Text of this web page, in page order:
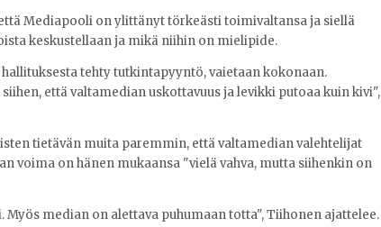
Mediapooli on ylittänyt törkeästi toimivaltansa ja siellä
keskustellaan ja mikä niihin on mielipide.
tehty tutkintapyyntö, vaietaan kokonaan.
että valtamedian uskottavuus ja levikki putoaa kuin kivi",
tietävän muita paremmin, että valtamedian valehtelijat
voima on hänen mukaansa "vielä vahva, mutta siihenkin on
Myös median on alettava puhumaan totta", Tiihonen ajattelee.